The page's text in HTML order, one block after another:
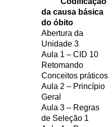
da causa básica
do óbito
Abertura da
Unidade 3
Aula 1 – CID 10
Retomando
Conceitos práticos
Aula 2 – Princípio
Geral
Aula 3 – Regras
de Seleção 1